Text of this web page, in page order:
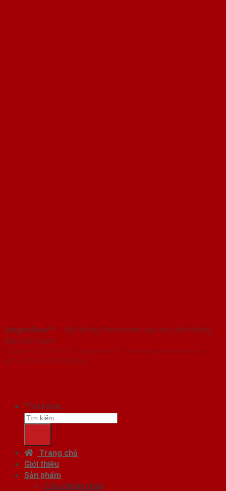
SaigonDoor™ - Hệ thống Showroom cửa nhà tắm hàng
đầu Việt Nam
Copyright ⓒ 2016 – 2026 SaigonDoor™ - www.baogiacuanhom.com |
Đơn vị chủ quản SaigonDoor
Tìm kiếm:
Trang chủ
Giới thiệu
Sản phẩm
Cửa chống cháy